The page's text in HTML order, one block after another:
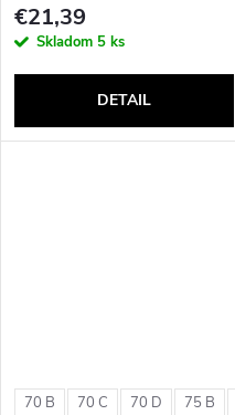
€21,39
Skladom 5 ks
DETAIL
70 B 70 C 70 D 75 B